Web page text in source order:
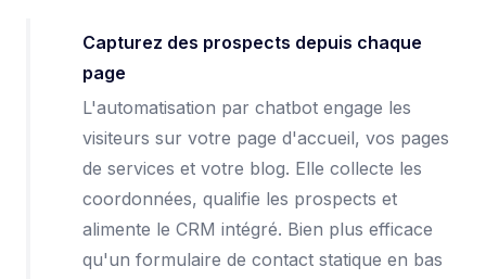
Capturez des prospects depuis chaque
page
L'automatisation par chatbot engage les
visiteurs sur votre page d'accueil, vos pages
de services et votre blog. Elle collecte les
coordonnées, qualifie les prospects et
alimente le CRM intégré. Bien plus efficace
qu'un formulaire de contact statique en bas